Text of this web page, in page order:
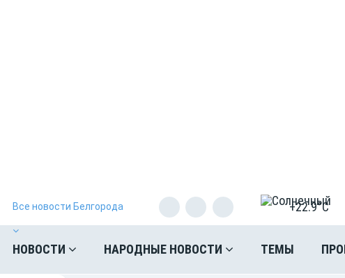
Все новости Белгорода +22.9°C
НОВОСТИ НАРОДНЫЕ НОВОСТИ ТЕМЫ